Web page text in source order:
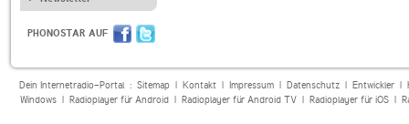
PHONOSTAR AUF
Dein Internetradio-Portal : Sitemap| Kontakt| Impressum| Datenschutz| Entwickler|
Windows| Radioplayer für Android| Radioplayer für Android TV| Radioplayer für iOS|